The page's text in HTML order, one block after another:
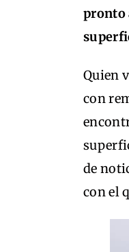
pronto
Quien
con
de
con el